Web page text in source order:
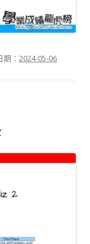
期： 2024-05-06